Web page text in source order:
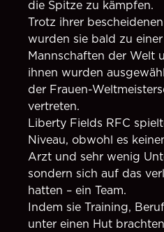
die Spitze zu kämpfen.
Trotz ihrer
wurden sie bald zu
Mannschaften der Welt
ihnen wurden
der Frauen-
vertreten.
Liberty Fields RFC
Niveau, obwohl es
Arzt und sehr wenig
sondern sich auf das
hatten – ein Team.
Indem sie Training,
unter einen Hut